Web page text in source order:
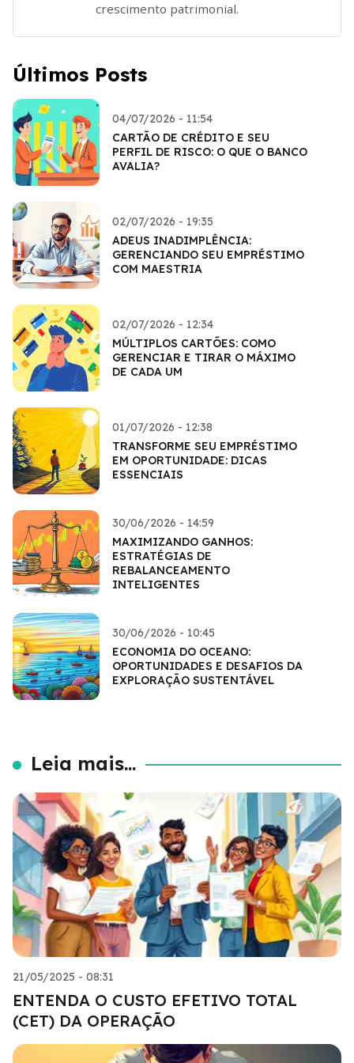
crescimento patrimonial.
Últimos Posts
04/07/2026 - 11:54
CARTÃO DE CRÉDITO E SEU
PERFIL DE RISCO: O QUE O BANCO
AVALIA?
02/07/2026 - 19:35
ADEUS INADIMPLÊNCIA:
GERENCIANDO SEU EMPRÉSTIMO
COM MAESTRIA
02/07/2026 - 12:34
MÚLTIPLOS CARTÕES: COMO
GERENCIAR E TIRAR O MÁXIMO
DE CADA UM
01/07/2026 - 12:38
TRANSFORME SEU EMPRÉSTIMO
EM OPORTUNIDADE: DICAS
ESSENCIAIS
30/06/2026 - 14:59
MAXIMIZANDO GANHOS:
ESTRATÉGIAS DE
REBALANCEAMENTO
INTELIGENTES
30/06/2026 - 10:45
ECONOMIA DO OCEANO:
OPORTUNIDADES E DESAFIOS DA
EXPLORAÇÃO SUSTENTÁVEL
Leia mais...
21/05/2025 - 08:31
ENTENDA O CUSTO EFETIVO TOTAL
(CET) DA OPERAÇÃO